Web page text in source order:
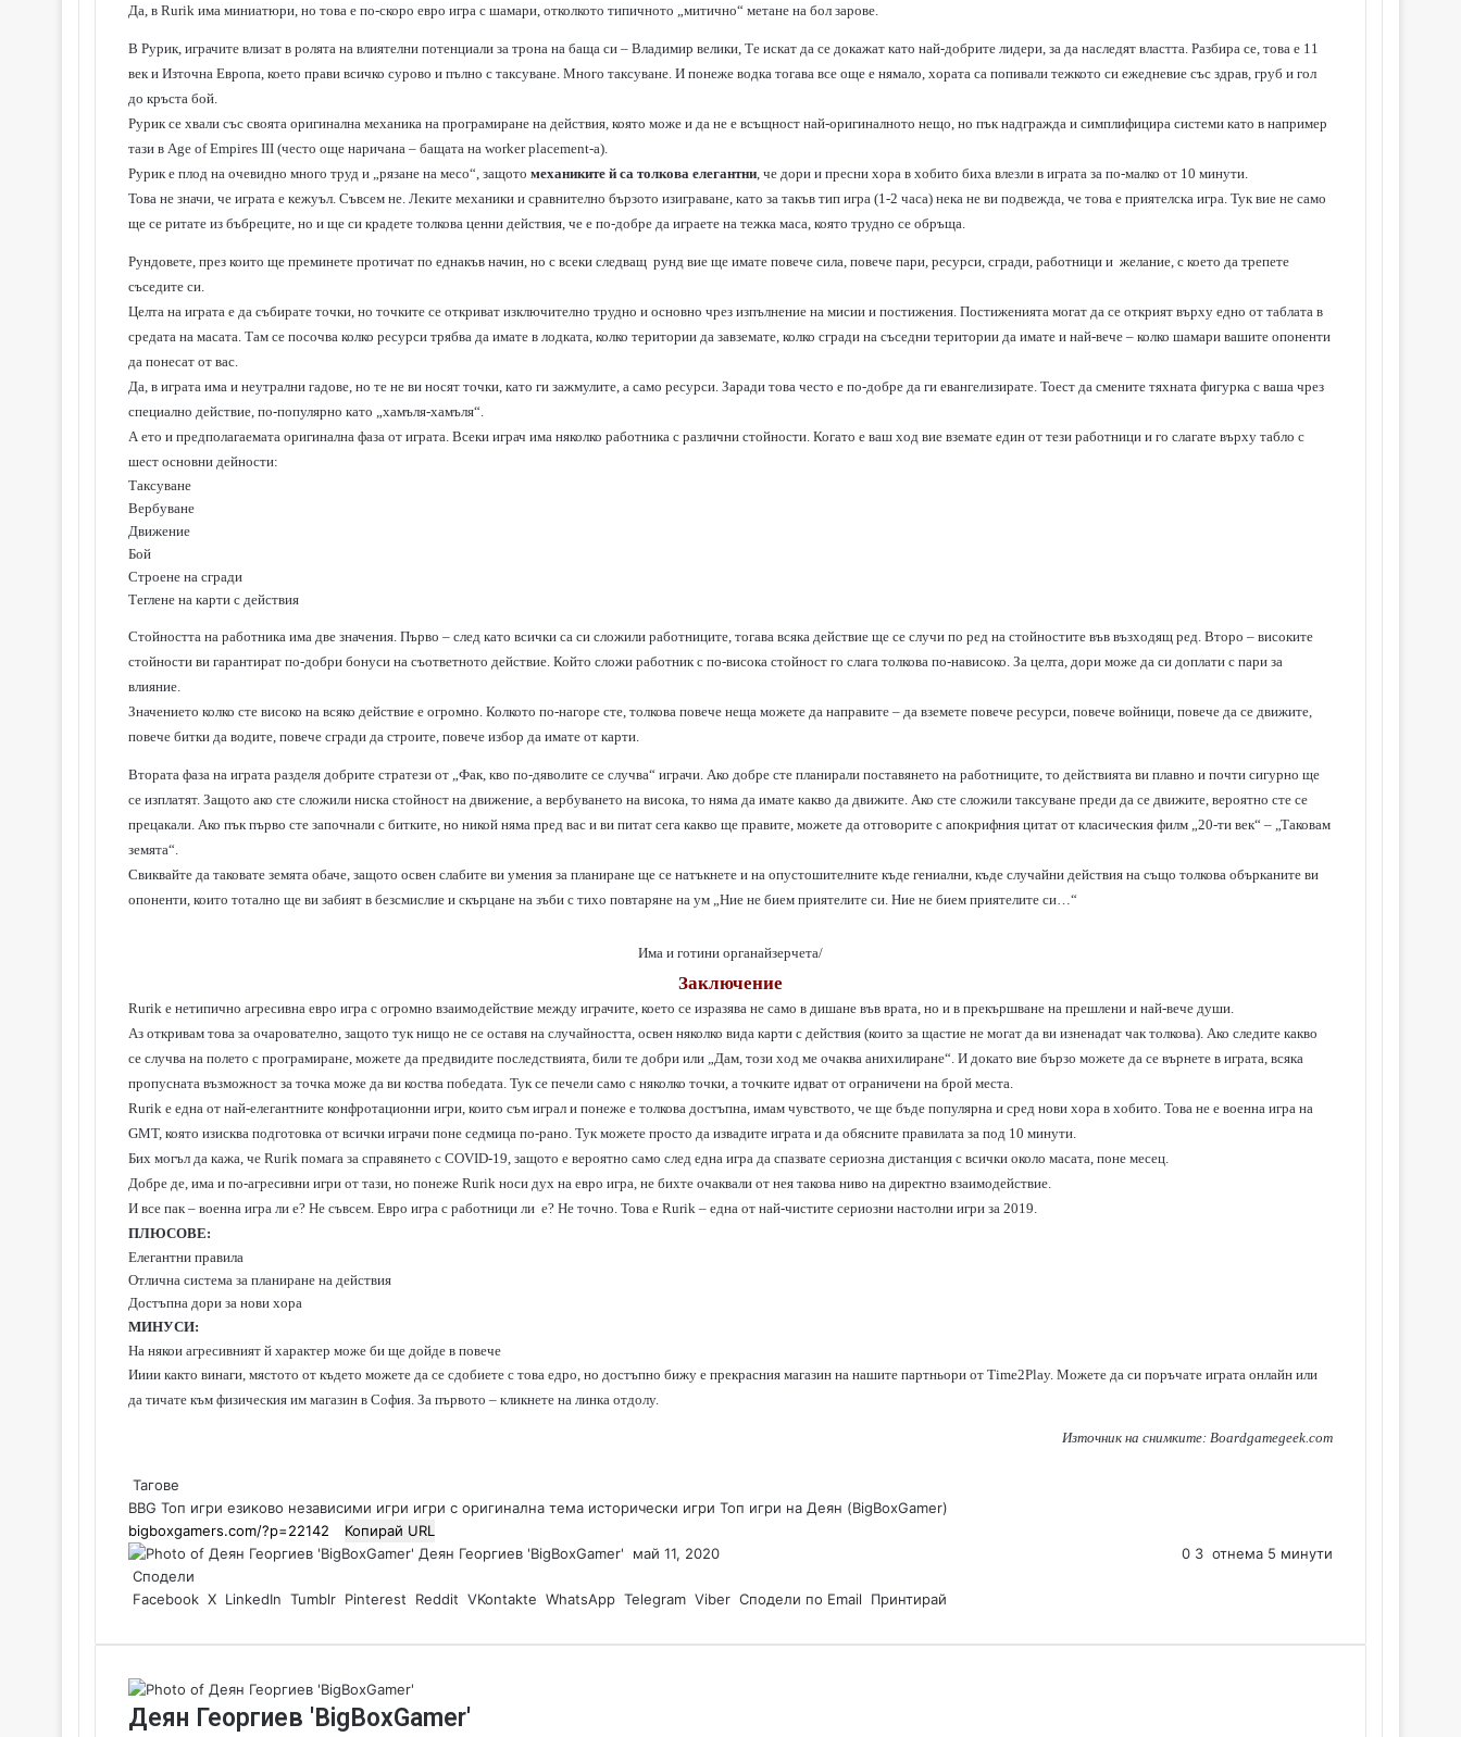
l
Да, в Rurik има миниатюри, но това е по-скоро евро игра с шамари, отколкото типичното „митично“ метане на бол зарове.
В Рурик, играчите влизат в ролята на влиятелни потенциали за трона на баща си – Владимир велики, Те искат да се докажат като най-добрите лидери, за да наследят властта. Разбира се, това е 11
век и Източна Европа, което прави всичко сурово и пълно с таксуване. Много таксуване. И понеже водка тогава все още е нямало, хората са попивали тежкото си ежедневие със здрав, груб и гол
до кръста бой.
Рурик се хвали със своята оригинална механика на програмиране на действия, която може и да не е всъщност най-оригиналното нещо, но пък надгражда и симплифицира системи като в например
тази в Age of Empires III (често още наричана – бащата на worker placement-a).
Рурик е плод на очевидно много труд и „рязане на месо“, защото механиките й са толкова елегантни, че дори и пресни хора в хобито биха влезли в играта за по-малко от 10 минути.
Това не значи, че играта е кежуъл. Съвсем не. Леките механики и сравнително бързото изиграване, като за такъв тип игра (1-2 часа) нека не ви подвежда, че това е приятелска игра. Тук вие не само
ще се ритате из бъбреците, но и ще си крадете толкова ценни действия, че е по-добре да играете на тежка маса, която трудно се обръща.
Рундовете, през които ще преминете протичат по еднакъв начин, но с всеки следващ рунд вие ще имате повече сила, повече пари, ресурси, сгради, работници и желание, с което да трепете
съседите си.
Целта на играта е да събирате точки, но точките се откриват изключително трудно и основно чрез изпълнение на мисии и постижения. Постиженията могат да се открият върху едно от таблата в
средата на масата. Там се посочва колко ресурси трябва да имате в лодката, колко територии да завземате, колко сгради на съседни територии да имате и най-вече – колко шамари вашите опоненти
да понесат от вас.
Да, в играта има и неутрални гадове, но те не ви носят точки, като ги зажмулите, а само ресурси. Заради това често е по-добре да ги евангелизирате. Тоест да смените тяхната фигурка с ваша чрез
специално действие, по-популярно като „хамъля-хамъля“.
А ето и предполагаемата оригинална фаза от играта. Всеки играч има няколко работника с различни стойности. Когато е ваш ход вие вземате един от тези работници и го слагате върху табло с
шест основни дейности:
Таксуване
Вербуване
Движение
Бой
Строене на сгради
Теглене на карти с действия
Стойността на работника има две значения. Първо – след като всички са си сложили работниците, тогава всяка действие ще се случи по ред на стойностите във възходящ ред. Второ – високите
стойности ви гарантират по-добри бонуси на съответното действие. Който сложи работник с по-висока стойност го слага толкова по-нависоко. За целта, дори може да си доплати с пари за
влияние.
Значението колко сте високо на всяко действие е огромно. Колкото по-нагоре сте, толкова повече неща можете да направите – да вземете повече ресурси, повече войници, повече да се движите,
повече битки да водите, повече сгради да строите, повече избор да имате от карти.
Втората фаза на играта разделя добрите стратези от „Фак, кво по-дяволите се случва“ играчи. Ако добре сте планирали поставянето на работниците, то действията ви плавно и почти сигурно ще
се изплатят. Защото ако сте сложили ниска стойност на движение, а вербуването на висока, то няма да имате какво да движите. Ако сте сложили таксуване преди да се движите, вероятно сте се
прецакали. Ако пък първо сте започнали с битките, но никой няма пред вас и ви питат сега какво ще правите, можете да отговорите с апокрифния цитат от класическия филм „20-ти век“ – „Таковам
земята“.
Свиквайте да таковате земята обаче, защото освен слабите ви умения за планиране ще се натъкнете и на опустошителните къде гениални, къде случайни действия на също толкова обърканите ви
опоненти, които тотално ще ви забият в безсмислие и скърцане на зъби с тихо повтаряне на ум „Ние не бием приятелите си. Ние не бием приятелите си…“
Има и готини органайзерчета/
Заключение
Rurik е нетипично агресивна евро игра с огромно взаимодействие между играчите, което се изразява не само в дишане във врата, но и в прекършване на прешлени и най-вече души.
Аз откривам това за очарователно, защото тук нищо не се оставя на случайността, освен няколко вида карти с действия (които за щастие не могат да ви изненадат чак толкова). Ако следите какво
се случва на полето с програмиране, можете да предвидите последствията, били те добри или „Дам, този ход ме очаква анихилиране“. И докато вие бързо можете да се върнете в играта, всяка
пропусната възможност за точка може да ви коства победата. Тук се печели само с няколко точки, а точките идват от ограничени на брой места.
Rurik е една от най-елегантните конфротационни игри, които съм играл и понеже е толкова достъпна, имам чувството, че ще бъде популярна и сред нови хора в хобито. Това не е военна игра на
GMT, която изисква подготовка от всички играчи поне седмица по-рано. Тук можете просто да извадите играта и да обясните правилата за под 10 минути.
Бих могъл да кажа, че Rurik помага за справянето с COVID-19, защото е вероятно само след една игра да спазвате сериозна дистанция с всички около масата, поне месец.
Добре де, има и по-агресивни игри от тази, но понеже Rurik носи дух на евро игра, не бихте очаквали от нея такова ниво на директно взаимодействие.
И все пак – военна игра ли е? Не съвсем. Евро игра с работници ли е? Не точно. Това е Rurik – една от най-чистите сериозни настолни игри за 2019.
ПЛЮСОВЕ:
Елегантни правила
Отлична система за планиране на действия
Достъпна дори за нови хора
МИНУСИ:
На някои агресивният й характер може би ще дойде в повече
Ииии както винаги, мястото от където можете да се сдобиете с това едро, но достъпно бижу е прекрасния магазин на нашите партньори от Time2Play. Можете да си поръчате играта онлайн или
да тичате към физическия им магазин в София. За първото – кликнете на линка отдолу.
Източник на снимките: Boardgamegeek.com
Тагове
BBG Топ игри езиково независими игри игри с оригинална тема исторически игри Топ игри на Деян (BigBoxGamer)
Копирай URL
Деян Георгиев 'BigBoxGamer'
S
n
a
май 11, 2020 0 3 отнема 5 минути
Сподели
Facebook X LinkedIn Tumblr Pinterest Reddit VKontakte WhatsApp Telegram Viber Сподели по Email Принтирай
Деян Георгиев 'BigBoxGamer'